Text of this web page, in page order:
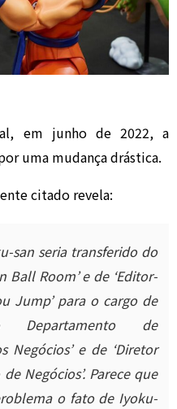
em junho de 2022, a
uma mudança drástica.
citado revela:
san seria transferido do
Ball Room’ e de ‘Editor-
Jump’ para o cargo de
Departamento de
Negócios’ e de ‘Diretor
Negócios’. Parece que
o fato de Iyoku-